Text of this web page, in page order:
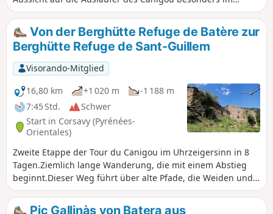
Herbst zu empfehlen ist.
Von der Berghütte Refuge de Batère zur
Berghütte Refuge de Sant-Guillem
Visorando-Mitglied
16,80 km
+1 020 m
-1 188 m
7:45 Std.
Schwer
Start in Corsavy (Pyrénées-
Orientales)
Zweite Etappe der Tour du Canigou im Uhrzeigersinn in 8
Tagen.Ziemlich lange Wanderung, die mit einem Abstieg
beginnt.Dieser Weg führt über alte Pfade, die Weiden und
Täler verbinden.
Pic Gallinàs von Batera aus